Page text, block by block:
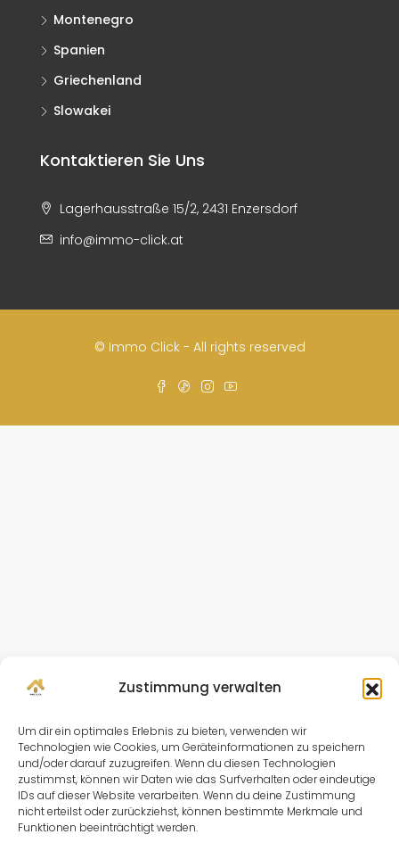
Zustimmung verwalten
Um dir ein optimales Erlebnis zu bieten, verwenden wir
Technologien wie Cookies, um Geräteinformationen zu speichern
und/oder darauf zuzugreifen. Wenn du diesen Technologien
zustimmst, können wir Daten wie das Surfverhalten oder eindeutige
IDs auf dieser Website verarbeiten. Wenn du deine Zustimmung
nicht erteilst oder zurückziehst, können bestimmte Merkmale und
Funktionen beeinträchtigt werden.
Montenegro
Spanien
Griechenland
Slowakei
Kontaktieren Sie Uns
Lagerhausstraße 15/2, 2431 Enzersdorf
info@immo-click.at
© Immo Click - All rights reserved